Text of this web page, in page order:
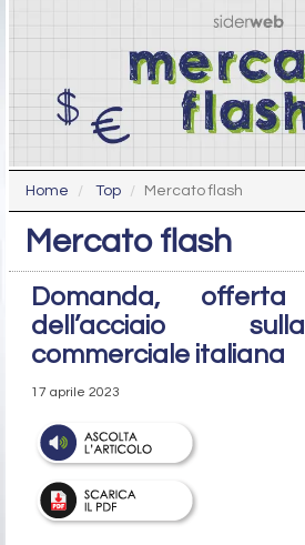
Home Top Mercato flash
Mercato flash
Domanda,
dell’acciaio
commerciale italiana
17 aprile 2023